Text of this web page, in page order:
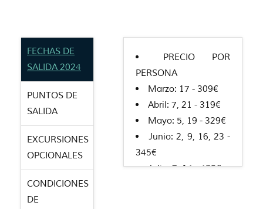
FECHAS DE
SALIDA 2024
PUNTOS DE
SALIDA
EXCURSIONES
OPCIONALES
CONDICIONES
DE
PRECIO POR
PERSONA
Marzo: 17 - 309€
Abril: 7, 21 - 319€
Mayo: 5, 19 - 329€
Junio: 2, 9, 16, 23 -
345€
Julio: 7, 14 - 405€